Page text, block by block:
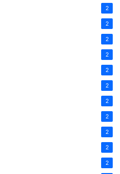
2
2
2
2
2
2
2
2
2
2
2